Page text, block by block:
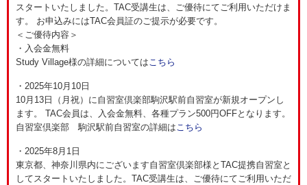
スタートいたしました。TAC受講生は、ご優待にてご利用いただけま
す。 お申込みにはTAC会員証のご提示が必要です。
＜ご優待内容＞
・入会金無料
Study Village様の詳細についてはこちら
・2025年10月10日
10月13日（月祝）に自習室倶楽部駒沢駅前自習室が新規オープンし
ます。 TAC会員は、入会金無料、各種プラン500円OFFとなります。
自習室倶楽部 駒沢駅前自習室の詳細はこちら
・2025年8月1日
東京都、神奈川県内にございます自習室倶楽部様とTAC提携自習室と
してスタートいたしました。TAC受講生は、ご優待にてご利用いただ